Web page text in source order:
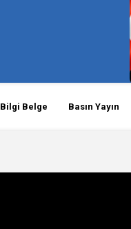
Bilgi Belge Basın Yayın